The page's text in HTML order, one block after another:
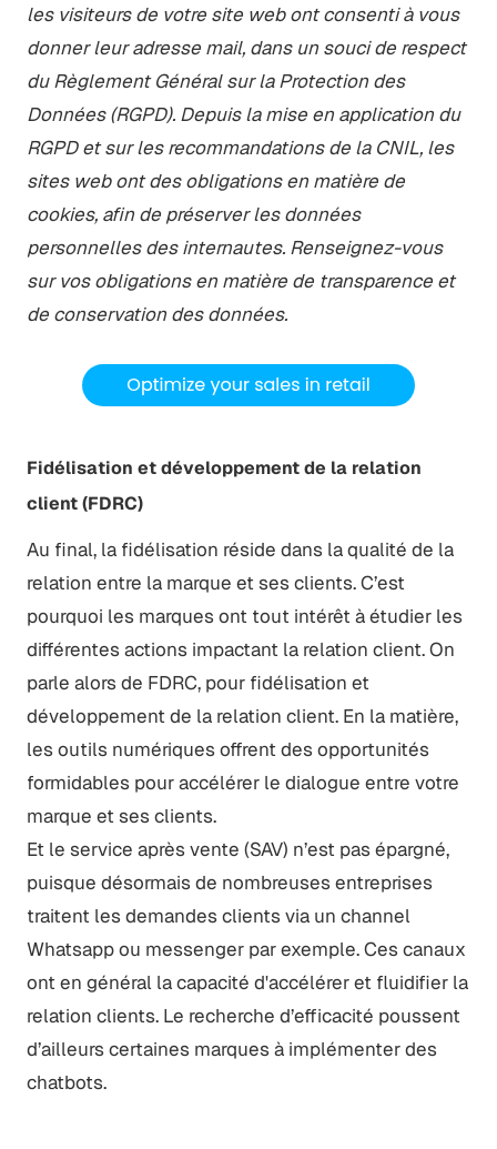
les visiteurs de votre site web ont consenti à vous
donner leur adresse mail, dans un souci de respect
du Règlement Général sur la Protection des
Données (RGPD). Depuis la mise en application du
RGPD et sur les recommandations de la CNIL, les
sites web ont des obligations en matière de
cookies, afin de préserver les données
personnelles des internautes. Renseignez-vous
sur vos obligations en matière de transparence et
de conservation des données.
Fidélisation et développement de la relation
client (FDRC)
Au final, la fidélisation réside dans la qualité de la
relation entre la marque et ses clients. C’est
pourquoi les marques ont tout intérêt à étudier les
différentes actions impactant la relation client. On
parle alors de FDRC, pour fidélisation et
développement de la relation client. En la matière,
les outils numériques offrent des opportunités
formidables pour accélérer le dialogue entre votre
marque et ses clients.
Et le service après vente (SAV) n’est pas épargné,
puisque désormais de nombreuses entreprises
traitent les demandes clients via un channel
Whatsapp ou messenger par exemple. Ces canaux
ont en général la capacité d'accélérer et fluidifier la
relation clients. Le recherche d’efficacité poussent
d’ailleurs certaines marques à implémenter des
chatbots.